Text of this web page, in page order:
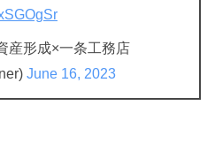
産形成×一条工務店
June 16, 2023